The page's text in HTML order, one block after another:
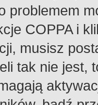
problemem
COPPA i
musisz
tak nie jest,